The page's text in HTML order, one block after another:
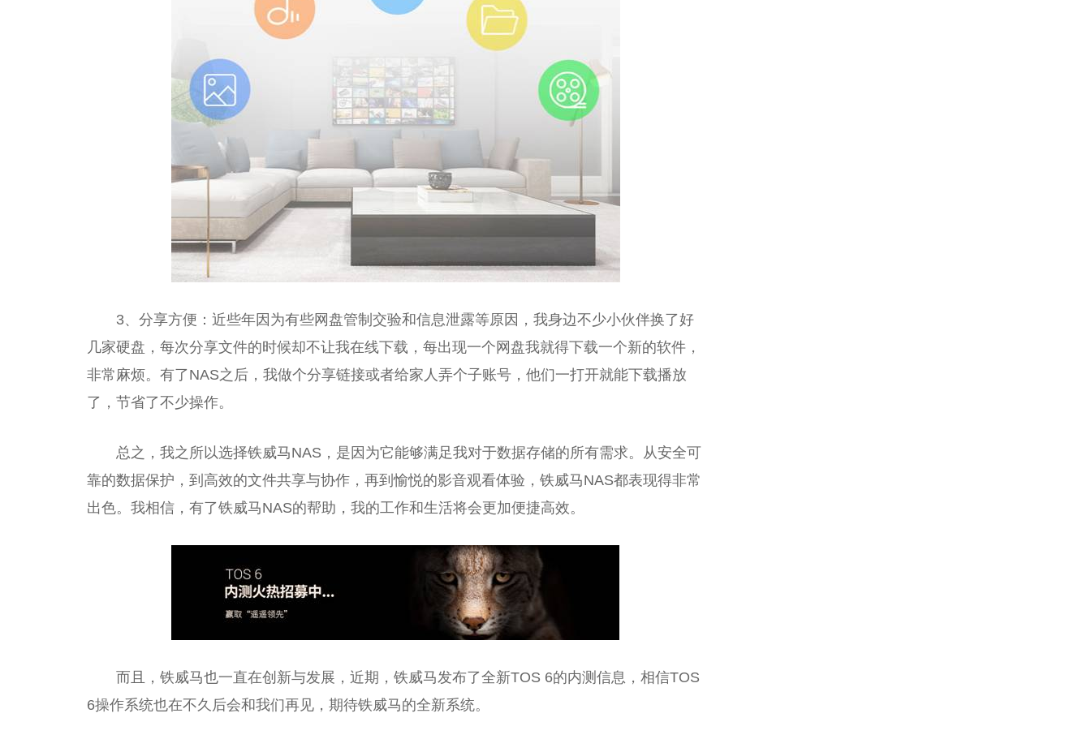
3、分享方便：近些年因为有些网盘管制交验和信息泄露等原因，我身边不少小伙伴换了好
几家硬盘，每次分享文件的时候却不让我在线下载，每出现一个网盘我就得下载一个新的软件，
非常麻烦。有了NAS之后，我做个分享链接或者给家人弄个子账号，他们一打开就能下载播放
了，节省了不少操作。
总之，我之所以选择铁威马NAS，是因为它能够满足我对于数据存储的所有需求。从安全可
靠的数据保护，到高效的文件共享与协作，再到愉悦的影音观看体验，铁威马NAS都表现得非常
出色。我相信，有了铁威马NAS的帮助，我的工作和生活将会更加便捷高效。
而且，铁威马也一直在创新与发展，近期，铁威马发布了全新TOS 6的内测信息，相信TOS
6操作系统也在不久后会和我们再见，期待铁威马的全新系统。